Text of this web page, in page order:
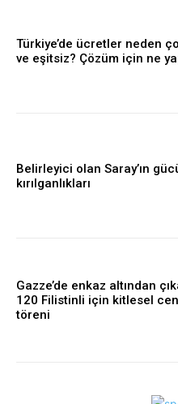
Türkiye’de ücretler neden
ve eşitsiz? Çözüm için ne
Belirleyici olan Saray’ın
kırılganlıkları
Gazze’de enkaz altından
120 Filistinli için kitlesel
töreni